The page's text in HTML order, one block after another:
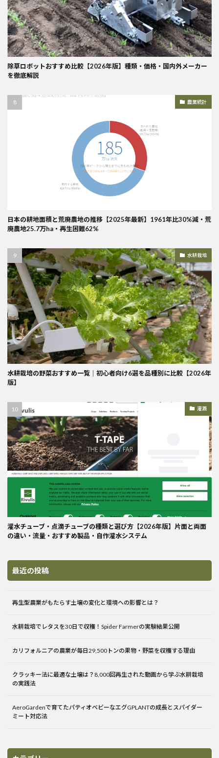
除草ロボットおすすめ比較【2026年版】種類・価格・国内外メーカー
を徹底解説
農業統計
日本の耕地面積と荒廃農地の推移【2025年最新】1961年比30%減・荒
廃農地25.7万ha・再生困難62%
水耕栽培
水耕栽培の野菜おすすめ一覧｜初心者向け6選を品種別に比較【2026年
版】
灌漑
灌水チューブ・点滴チューブの種類と選び方【2026年版】片面と両面
の違い・流量・おすすめ製品・自作灌水システム
最近の投稿
再生型農業がもたらす土壌の変化と環境への影響とは？
水耕栽培でレタスを30日で収穫！Spider Farmerの実験結果公開
カリフォルニアの農業が毎日29,500トンの果物・野菜を収穫する理由
クラッキー法に最適な土壌は？8,000回再生された動画から学ぶ水耕栽培
の実践法
AeroGardenで育てたパティオベビーなエグGPLANTの成長とスパイダー
ミート対応法